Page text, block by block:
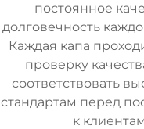
постоянное
долговечность
Каждая капа
проверку
соответствовать
стандартам перед
к